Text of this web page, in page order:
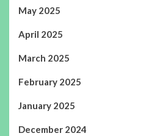
May 2025
April 2025
March 2025
February 2025
January 2025
December 2024